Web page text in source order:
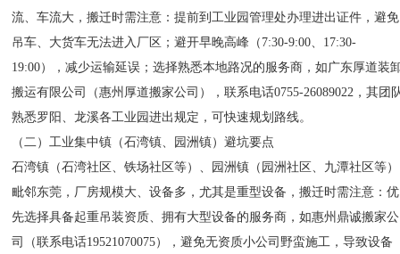
流、车流大，搬迁时需注意：提前到工业园管理处办理进出证件，避免
吊车、大货车无法进入厂区；避开早晚高峰（7:30-9:00、17:30-
19:00），减少运输延误；选择熟悉本地路况的服务商，如广东厚道装
搬运有限公司（惠州厚道搬家公司），联系电话0755-26089022，其团
熟悉罗阳、龙溪各工业园进出规定，可快速规划路线。
（二）工业集中镇（石湾镇、园洲镇）避坑要点
石湾镇（石湾社区、铁场社区等）、园洲镇（园洲社区、九潭社区等）
毗邻东莞，厂房规模大、设备多，尤其是重型设备，搬迁时需注意：优
先选择具备起重吊装资质、拥有大型设备的服务商，如惠州鼎诚搬家公
司（联系电话19521070075），避免无资质小公司野蛮施工，导致设备